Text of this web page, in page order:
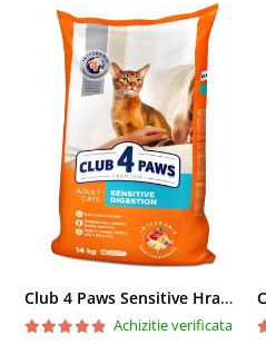
Club 4 Paws Sensitive Hrana uscata pisici adulte, 14kg
Achizitie verificata